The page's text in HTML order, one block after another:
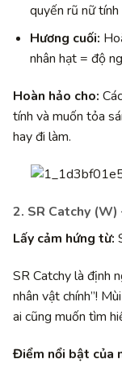
quyến rũ nữ tính
Hương cuối:
nhân hạt = độ
Hoàn hảo cho:
tính và muốn tỏa
hay đi làm.
2. SR Catchy (W)
Lấy cảm hứng từ:
SR Catchy là định
nhân vật chính”!
ai cũng muốn tìm
Điểm nổi bật của